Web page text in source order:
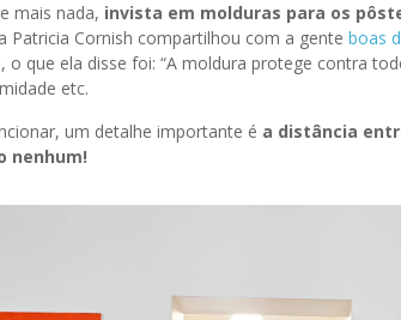
mais nada, invista em molduras para os
Patricia Cornish compartilhou com a gente boas
o que ela disse foi: “A moldura protege contra
etc.
um detalhe importante é a distância
nenhum!